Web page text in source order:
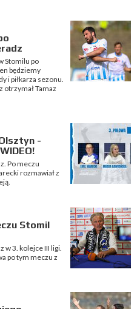
Stomilu po
będziemy
i piłkarza sezonu.
otrzymał Tamaz
-
Po meczu
rozmawiał z
Stomil
w 3. kolejce III ligi.
po tym meczu z